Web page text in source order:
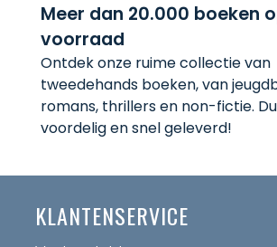
Meer dan 20.000 boeken
voorraad
Ontdek onze ruime collectie van
tweedehands boeken, van
romans, thrillers en non-fictie.
voordelig en snel geleverd!
KLANTENSERVICE